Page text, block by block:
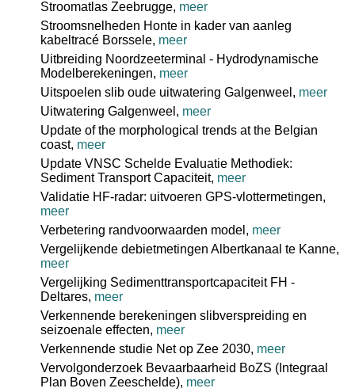
Stroomatlas Zeebrugge, meer
Stroomsnelheden Honte in kader van aanleg
kabeltracé Borssele, meer
Uitbreiding Noordzeeterminal - Hydrodynamische
Modelberekeningen, meer
Uitspoelen slib oude uitwatering Galgenweel, meer
Uitwatering Galgenweel, meer
Update of the morphological trends at the Belgian
coast, meer
Update VNSC Schelde Evaluatie Methodiek:
Sediment Transport Capaciteit, meer
Validatie HF-radar: uitvoeren GPS-vlottermetingen,
meer
Verbetering randvoorwaarden model, meer
Vergelijkende debietmetingen Albertkanaal te Kanne,
meer
Vergelijking Sedimenttransportcapaciteit FH -
Deltares, meer
Verkennende berekeningen slibverspreiding en
seizoenale effecten, meer
Verkennende studie Net op Zee 2030, meer
Vervolgonderzoek Bevaarbaarheid BoZS (Integraal
Plan Boven Zeeschelde), meer